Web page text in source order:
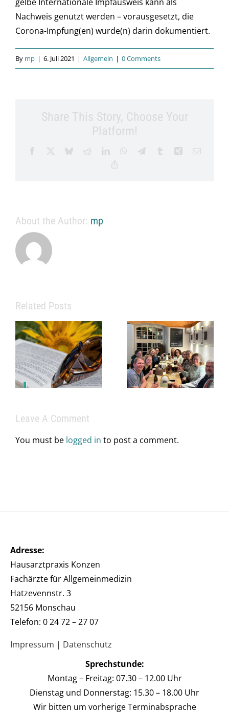
Nachweis genutzt werden – vorausgesetzt, die
Corona-Impfung(en) wurde(n) darin dokumentiert.
By mp | 6. Juli 2021 | Allgemein | 0 Comments
Share This Story, Choose Your
Platform!
Facebook BlueskyRedditLinkedInWhatsApp
TelegramTumblr Xing Email
About the Author: mp
Related PostsEine starke
Praxis
braucht mehr
als
medizinisches
Fachwissen
Team.
Info zu
im Juni
Leave A Comment
You must be logged in to post a comment.
Adresse:
Hausarztpraxis Konzen
Fachärzte für Allgemeinmedizin
Hatzevennstr. 3
52156 Monschau
Telefon: 0 24 72 – 27 07
Impressum | Datenschutz
Sprechstunde:
Montag – Freitag: 07.30 – 12.00 Uhr
Dienstag und Donnerstag: 15.30 – 18.00 Uhr
Wir bitten um vorherige Terminabsprache